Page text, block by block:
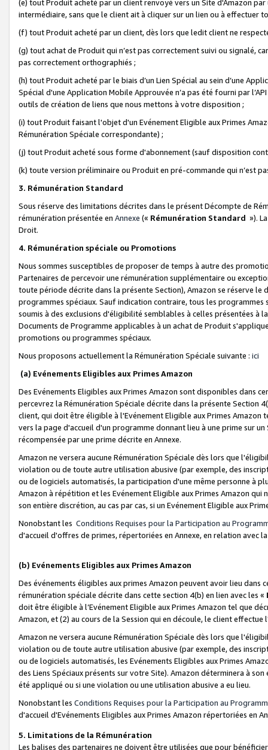
(e) tout Produit acheté par un client renvoyé vers un Site d'Amazon
intermédiaire, sans que le client ait à cliquer sur un lien ou à
(f) tout Produit acheté par un client, dès lors que ledit client ne
(g) tout achat de Produit qui n’est pas correctement suivi ou signalé,
pas correctement orthographiés ;
(h) tout Produit acheté par le biais d’un Lien Spécial au sein d’une
Spécial d'une Application Mobile Approuvée n’a pas été fourni par
outils de création de liens que nous mettons à votre disposition ;
(i) tout Produit faisant l'objet d'un Evénement Eligible aux Primes
Rémunération Spéciale correspondante) ;
(j) tout Produit acheté sous forme d'abonnement (sauf disposition
(k) toute version préliminaire ou Produit en pré-commande qui n’est
3. Rémunération Standard
Sous réserve des limitations décrites dans le présent Décompte de
rémunération présentée en Annexe (« Rémunération Standard »).
Droit.
4. Rémunération spéciale ou Promotions
Nous sommes susceptibles de proposer de temps à autre des
Partenaires de percevoir une rémunération supplémentaire ou
toute période décrite dans la présente Section), Amazon se réserve
programmes spéciaux. Sauf indication contraire, tous les
soumis à des exclusions d'éligibilité semblables à celles présentées à
Documents de Programme applicables à un achat de Produit
promotions ou programmes spéciaux.
Nous proposons actuellement la Rémunération Spéciale suivante : ici
(a) Evénements Eligibles aux Primes Amazon
Des Evénements Eligibles aux Primes Amazon sont disponibles dans
percevrez la Rémunération Spéciale décrite dans la présente Section
client, qui doit être éligible à l'Evénement Eligible aux Primes Amazon
vers la page d'accueil d'un programme donnant lieu à une prime sur
récompensée par une prime décrite en Annexe.
Amazon ne versera aucune Rémunération Spéciale dès lors que
violation ou de toute autre utilisation abusive (par exemple, des
ou de logiciels automatisés, la participation d'une même personne à
Amazon à répétition et les Evénement Eligible aux Primes Amazon qui
son entière discrétion, au cas par cas, si un Evénement Eligible aux
Nonobstant les Conditions Requises pour la Participation au
d'accueil d'offres de primes, répertoriées en Annexe, en relation avec
(b) Evénements Eligibles aux Primes Amazon
Des événements éligibles aux primes Amazon peuvent avoir lieu dans
rémunération spéciale décrite dans cette section 4(b) en lien avec les «
doit être éligible à l’Evénement Eligible aux Primes Amazon tel que
Amazon, et (2) au cours de la Session qui en découle, le client
Amazon ne versera aucune Rémunération Spéciale dès lors que
violation ou de toute autre utilisation abusive (par exemple, des
ou de logiciels automatisés, les Evénements Eligibles aux Primes
des Liens Spéciaux présents sur votre Site). Amazon déterminera à
été appliqué ou si une violation ou une utilisation abusive a eu lieu.
Nonobstant les Conditions Requises pour la Participation au
d'accueil d'Evénements Eligibles aux Primes Amazon répertoriées en
5. Limitations de la Rémunération
Les balises des partenaires ne doivent être utilisées que pour